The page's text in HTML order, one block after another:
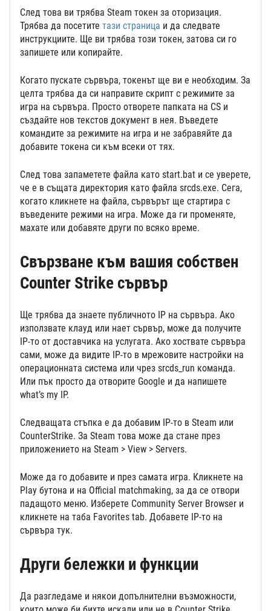
След това ви трябва Steam токен за оторизация.
Трябва да посетите тази страница и да следвате
инструкциите. Ще ви трябва този токен, затова си го
запишете или копирайте.
Когато пускате сървъра, токенът ще ви е необходим. За
целта трябва да си направите скрипт с режимите за
игра на сървъра. Просто отворете папката на CS и
създайте нов текстов документ в нея. Въведете
командите за режимите на игра и не забравяйте да
добавите токена си към всеки от тях.
След това запаметете файла като start.bat и се уверете,
че е в същата директория като файла srcds.exe. Сега,
когато кликнете на файла, сървърът ще стартира с
въведените режими на игра. Може да ги променяте,
махате или добавяте други по всяко време.
Свързване към вашия собствен
Counter Strike сървър
Ще трябва да знаете публичното IP на сървъра. Ако
използвате клауд или нает сървър, може да получите
IP-то от доставчика на услугата. Ако хоствате сървъра
сами, може да видите IP-то в мрежовите настройки на
операционната система или чрез srcds_run команда.
Или пък просто да отворите Google и да напишете
what’s my IP.
Следващата стъпка е да добавим IP-то в Steam или
CounterStrike. За Steam това може да стане през
приложението на Steam > View > Servers.
Може да го добавите и през самата игра. Кликнете на
Play бутона и на Official matchmaking, за да се отвори
падащото меню. Изберете Community Server Browser и
кликнете на таба Favorites tab. Добавете IP-то на
сървъра тук.
Други бележки и функции
Да разгледаме и някои допълнителни възможности,